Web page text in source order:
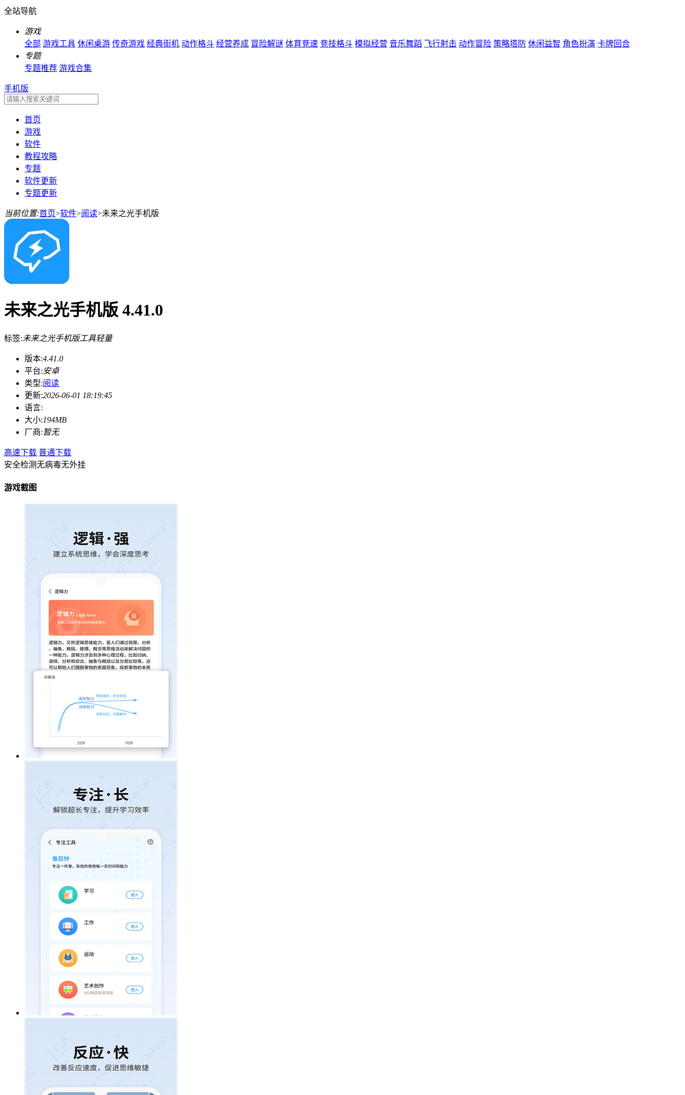
全站导航
游戏
全部 游戏工具 休闲桌游 传奇游戏 经典街机 动作格斗 经营养成 冒险解谜 体育竞速 竞技格斗 模拟经营 音乐舞蹈 飞行射击 动作冒险 策略塔防 休闲益智 角色扮演 卡牌回合
专题
专题推荐 游戏合集
手机版
首页
游戏
软件
教程攻略
专题
软件更新
专题更新
当前位置:首页>软件>阅读>未来之光手机版
未来之光手机版 4.41.0
标签:未来之光手机版工具轻量
版本:4.41.0
平台:安卓
类型:阅读
更新:2026-06-01 18:19:45
语言:
大小:194MB
厂商:暂无
高速下载 普通下载
安全检测无病毒无外挂
游戏截图